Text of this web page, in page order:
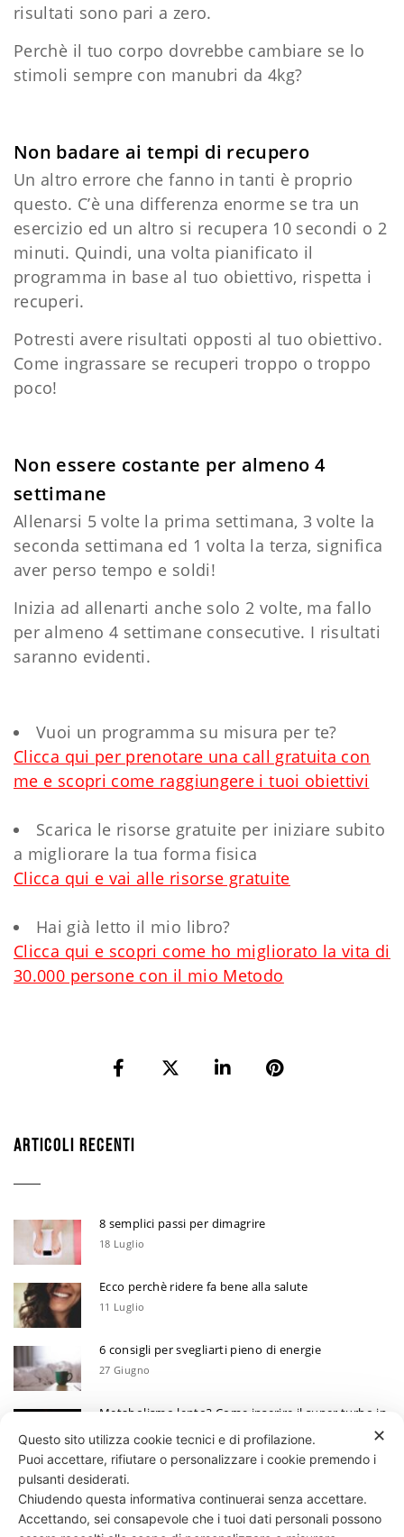
risultati sono pari a zero.
Perchè il tuo corpo dovrebbe cambiare se lo
stimoli sempre con manubri da 4kg?
Non badare ai tempi di recupero
Un altro errore che fanno in tanti è proprio
questo. C’è una differenza enorme se tra un
esercizio ed un altro si recupera 10 secondi o 2
minuti. Quindi, una volta pianificato il
programma in base al tuo obiettivo, rispetta i
recuperi.
Potresti avere risultati opposti al tuo obiettivo.
Come ingrassare se recuperi troppo o troppo
poco!
Non essere costante per almeno 4
settimane
Allenarsi 5 volte la prima settimana, 3 volte la
seconda settimana ed 1 volta la terza, significa
aver perso tempo e soldi!
Inizia ad allenarti anche solo 2 volte, ma fallo
per almeno 4 settimane consecutive. I risultati
saranno evidenti.
Vuoi un programma su misura per te?
Clicca qui per prenotare una call gratuita con
me e scopri come raggiungere i tuoi obiettivi
Scarica le risorse gratuite per iniziare subito
a migliorare la tua forma fisica
Clicca qui e vai alle risorse gratuite
Hai già letto il mio libro?
Clicca qui e scopri come ho migliorato la vita di
30.000 persone con il mio Metodo
ARTICOLI RECENTI
8 semplici passi per dimagrire
18 Luglio
Ecco perchè ridere fa bene alla salute
11 Luglio
6 consigli per svegliarti pieno di energie
27 Giugno
Metabolismo lento? Come inserire il super turbo in
13 Giugno
Ecco perchè devi annotare i tuoi progressi
30 Maggio
✕
Questo sito utilizza cookie tecnici e di profilazione.
Puoi accettare, rifiutare o personalizzare i cookie premendo i
pulsanti desiderati.
Chiudendo questa informativa continuerai senza accettare.
Accettando, sei consapevole che i tuoi dati personali possono